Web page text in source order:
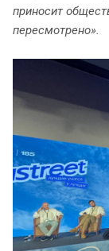
приносит
пересмотрено».